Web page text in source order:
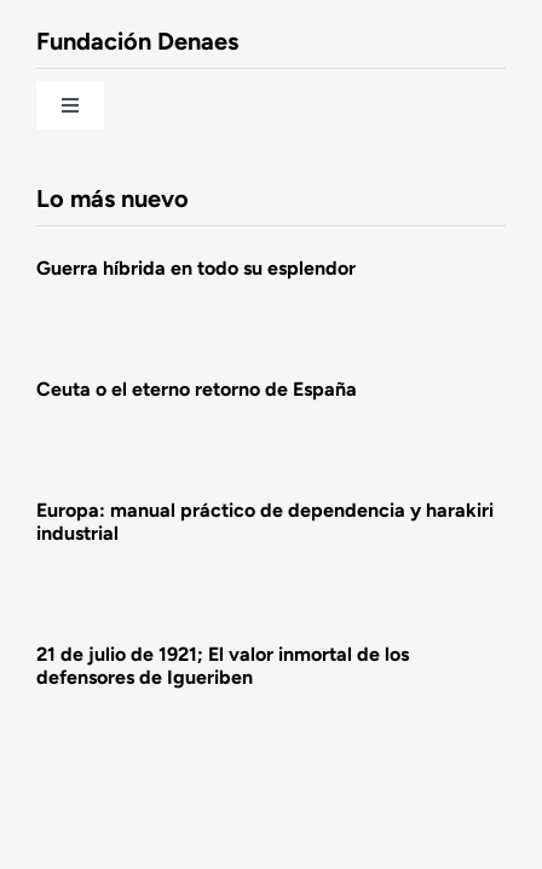
Fundación Denaes
Toggle
Lo más nuevo
Guerra híbrida en todo su esplendor
Ceuta o el eterno retorno de España
Europa: manual práctico de dependencia y harakiri
industrial
21 de julio de 1921; El valor inmortal de los
defensores de Igueriben